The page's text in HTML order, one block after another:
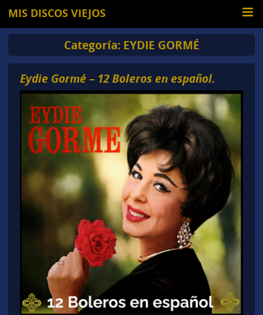
MIS DISCOS VIEJOS
Categoría: EYDIE GORMÉ
Eydie Gormé – 12 Boleros en español.